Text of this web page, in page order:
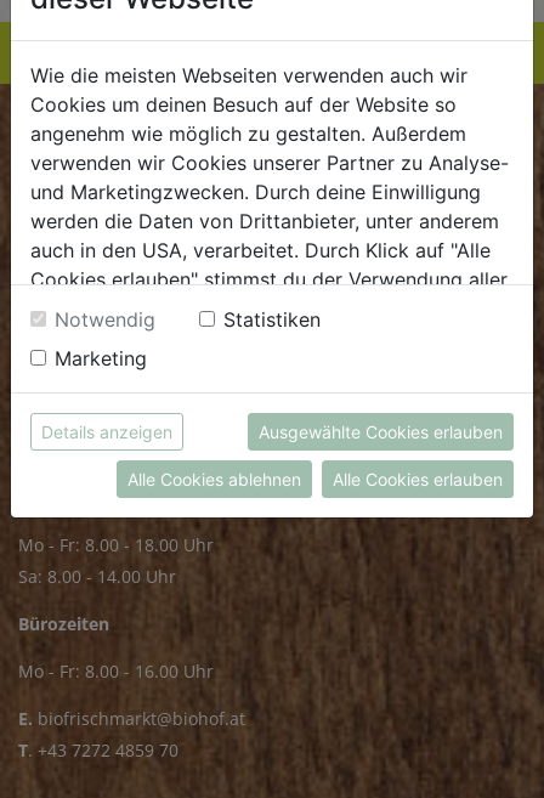
BIOKISTE
Kundenservice
Mo - Do: 8.00 - 16.00 Uhr
Fr: 8.00 - 15.00 Uhr
.dieBiokiste@biohof.at
.+43 7272 2597
FRISCHMARKT
Öffnungszeiten
Mo - Fr: 8.00 - 18.00 Uhr
Sa: 8.00 - 14.00 Uhr
Bürozeiten
Mo - Fr: 8.00 - 16.00 Uhr
E. biofrischmarkt@biohof.at
T. +43 7272 4859 70
Wie die meisten Webseiten verwenden auch wir
Cookies um deinen Besuch auf der Website so
angenehm wie möglich zu gestalten. Außerdem
verwenden wir Cookies unserer Partner zu Analyse-
und Marketingzwecken. Durch deine Einwilligung
werden die Daten von Drittanbieter, unter anderem
auch in den USA, verarbeitet. Durch Klick auf "Alle
Cookies erlauben" stimmst du der Verwendung aller
Cookies zu. Unter "Details anzeigen" findest du alle
Infos zu den unterschiedlichen Cookies, du kannst
auch entscheiden, welche Cookies du erlauben
möchtest.
Weitere Informationen findest du in unserer
Datenschutzerklärungbzw. imImpressum
Notwendig
Statistiken
Marketing
Details anzeigen Ausgewählte Cookies erlauben
Alle Cookies ablehnen Alle Cookies erlauben